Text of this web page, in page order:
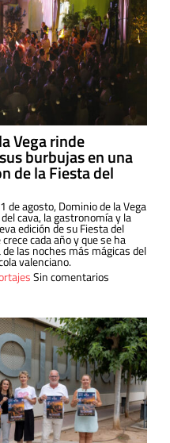
Vega rinde
burbujas en una
de la Fiesta del
de agosto, Dominio de la Vega
cava, la gastronomía y la
edición de su Fiesta del
cada año y que se ha
las noches más mágicas del
valenciano.
Sin comentarios